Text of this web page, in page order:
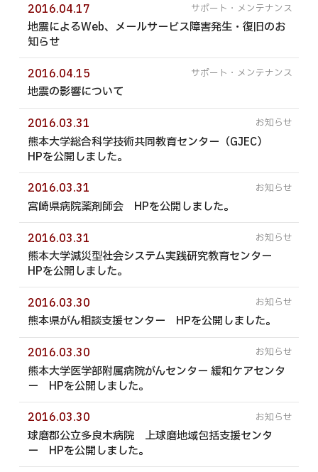
2016.04.17
地震によるWeb、メールサービス障害発生・復旧のお
知らせ
2016.04.15
地震の影響について
2016.03.31
熊本大学総合科学技術共同教育センター（GJEC）
HPを公開しました。
2016.03.31
宮崎県病院薬剤師会 HPを公開しました。
2016.03.31
熊本大学減災型社会システム実践研究教育センター
HPを公開しました。
2016.03.30
熊本県がん相談支援センター HPを公開しました。
2016.03.30
熊本大学医学部附属病院がんセンター 緩和ケアセンタ
ー HPを公開しました。
2016.03.30
球磨郡公立多良木病院 上球磨地域包括支援センタ
ー HPを公開しました。